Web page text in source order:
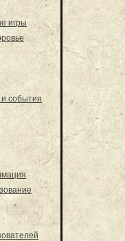
игры
события